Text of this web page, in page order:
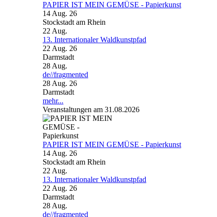
PAPIER IST MEIN GEMÜSE - Papierkunst
14 Aug. 26
Stockstadt am Rhein
22 Aug.
13. Internationaler Waldkunstpfad
22 Aug. 26
Darmstadt
28 Aug.
de//fragmented
28 Aug. 26
Darmstadt
mehr...
Veranstaltungen am 31.08.2026
PAPIER IST MEIN GEMÜSE - Papierkunst
14 Aug. 26
Stockstadt am Rhein
22 Aug.
13. Internationaler Waldkunstpfad
22 Aug. 26
Darmstadt
28 Aug.
de//fragmented